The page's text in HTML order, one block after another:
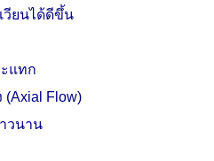
วียนได้ดีขึ้น
แทก
(Axial Flow)
วนาน